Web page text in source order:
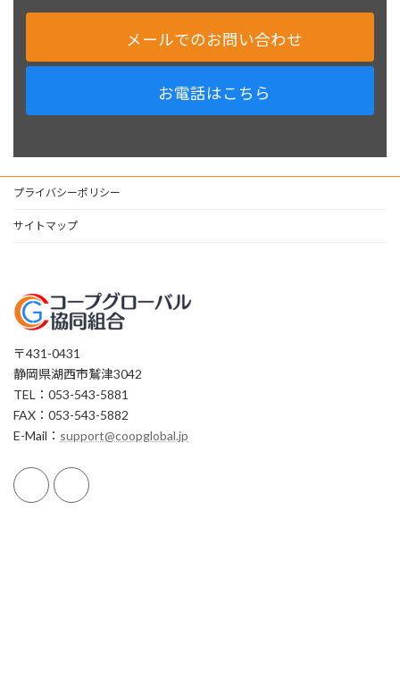
メールでのお問い合わせ
お電話はこちら
プライバシーポリシー
サイトマップ
〒431-0431
静岡県湖西市鷲津3042
TEL：053-543-5881
FAX：053-543-5882
E-Mail： support@coopglobal.jp